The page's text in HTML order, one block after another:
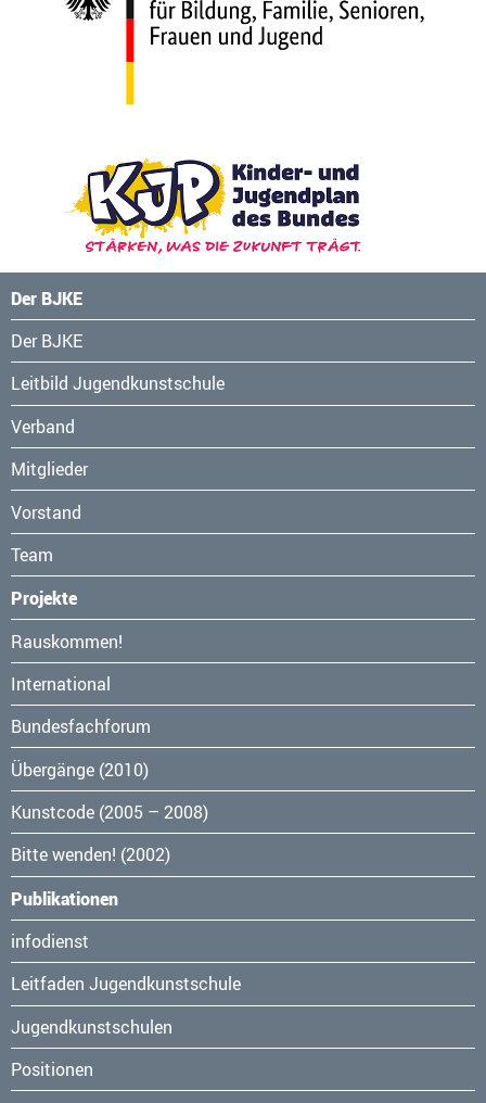
Der BJKE
Navigation
überspringen
Der BJKE
Leitbild Jugendkunstschule
Verband
Mitglieder
Vorstand
Team
Projekte
Navigation
überspringen
Rauskommen!
International
Bundesfachforum
Übergänge (2010)
Kunstcode (2005 – 2008)
Bitte wenden! (2002)
Publikationen
Navigation
überspringen
infodienst
Leitfaden Jugendkunstschule
Jugendkunstschulen
Positionen